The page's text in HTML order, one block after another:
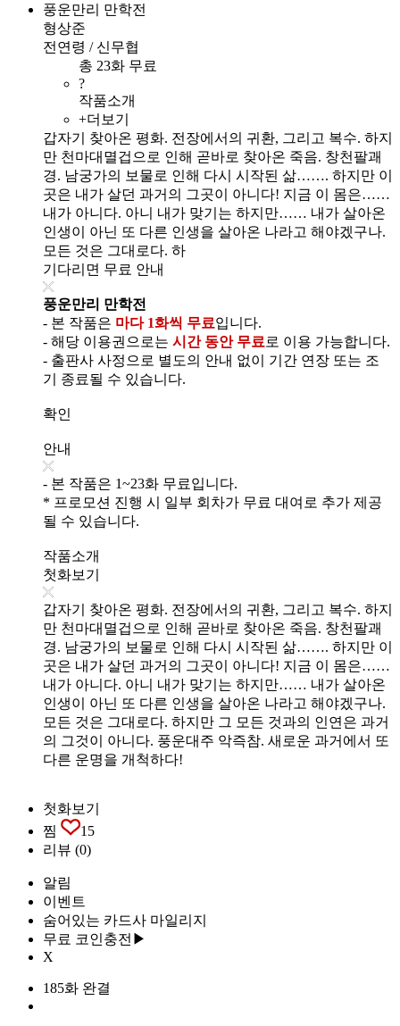
풍운만리 만학전
형상준
전연령 / 신무협
총 23화 무료
?
작품소개
+더보기
갑자기 찾아온 평화. 전장에서의 귀환, 그리고 복수. 하지
만 천마대멸겁으로 인해 곧바로 찾아온 죽음. 창천팔괘
경. 남궁가의 보물로 인해 다시 시작된 삶……. 하지만 이
곳은 내가 살던 과거의 그곳이 아니다! 지금 이 몸은……
내가 아니다. 아니 내가 맞기는 하지만…… 내가 살아온
인생이 아닌 또 다른 인생을 살아온 나라고 해야겠구나.
모든 것은 그대로다. 하
기다리면 무료 안내
풍운만리 만학전
- 본 작품은 마다 1화씩 무료입니다.
- 해당 이용권으로는 시간 동안 무료 로 이용 가능합니다.
- 출판사 사정으로 별도의 안내 없이 기간 연장 또는 조
기 종료될 수 있습니다.
확인
안내
- 본 작품은 1~23화 무료입니다.
* 프로모션 진행 시 일부 회차가 무료 대여로 추가 제공
될 수 있습니다.
작품소개
첫화보기
갑자기 찾아온 평화. 전장에서의 귀환, 그리고 복수. 하지
만 천마대멸겁으로 인해 곧바로 찾아온 죽음. 창천팔괘
경. 남궁가의 보물로 인해 다시 시작된 삶……. 하지만 이
곳은 내가 살던 과거의 그곳이 아니다! 지금 이 몸은……
내가 아니다. 아니 내가 맞기는 하지만…… 내가 살아온
인생이 아닌 또 다른 인생을 살아온 나라고 해야겠구나.
모든 것은 그대로다. 하지만 그 모든 것과의 인연은 과거
의 그것이 아니다. 풍운대주 악즉참. 새로운 과거에서 또
다른 운명을 개척하다!
첫화보기
찜
15
리뷰 (0)
알림
이벤트
숨어있는 카드사 마일리지
무료 코인충전▶
X
185화 완결